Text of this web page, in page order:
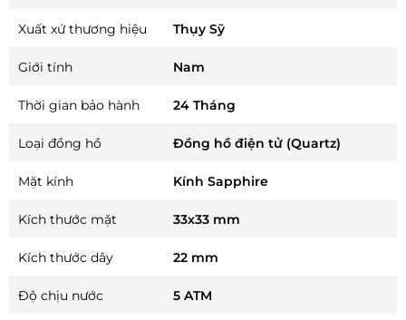
Xuất xứ thương hiệu Thụy Sỹ
Giới tính Nam
Thời gian bảo hành 24 Tháng
Loại đồng hồ Đồng hồ điện tử (Quartz)
Mặt kính Kính Sapphire
Kích thước mặt 33x33 mm
Kích thước dây 22 mm
Độ chịu nước 5 ATM